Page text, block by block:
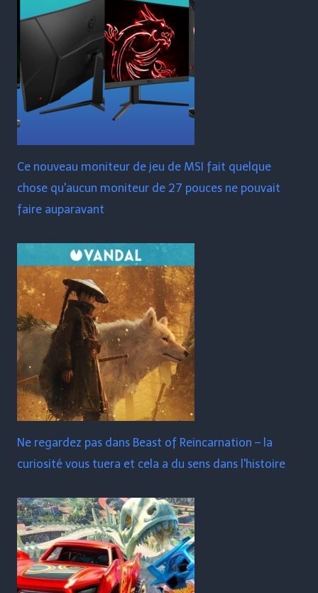
Ce nouveau moniteur de jeu de MSI fait quelque
chose qu'aucun moniteur de 27 pouces ne pouvait
faire auparavant
Ne regardez pas dans Beast of Reincarnation – la
curiosité vous tuera et cela a du sens dans l'histoire